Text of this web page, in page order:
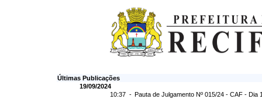
Últimas Publicações
19/09/2024
10:37 - Pauta de Julgamento Nº 015/24 - CAF - Dia